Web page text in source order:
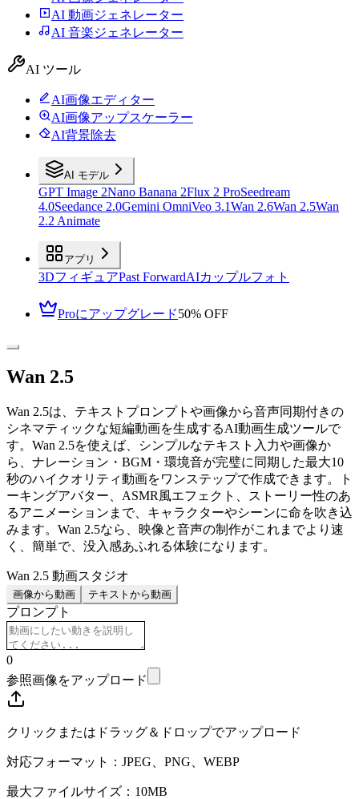
AI 動画ジェネレーター
AI 音楽ジェネレーター
AI ツール
AI画像エディター
AI画像アップスケーラー
AI背景除去
AI モデル
GPT Image 2Nano Banana 2Flux 2 ProSeedream
4.0Seedance 2.0Gemini OmniVeo 3.1Wan 2.6Wan 2.5Wan
2.2 Animate
アプリ
3DフィギュアPast ForwardAIカップルフォト
Proにアップグレード50% OFF
Wan 2.5
Wan 2.5は、テキストプロンプトや画像から音声同期付きの
シネマティックな短編動画を生成するAI動画生成ツールで
す。Wan 2.5を使えば、シンプルなテキスト入力や画像か
ら、ナレーション・BGM・環境音が完璧に同期した最大10
秒のハイクオリティ動画をワンステップで作成できます。ト
ーキングアバター、ASMR風エフェクト、ストーリー性のあ
るアニメーションまで、キャラクターやシーンに命を吹き込
みます。Wan 2.5なら、映像と音声の制作がこれまでより速
く、簡単で、没入感あふれる体験になります。
Wan 2.5 動画スタジオ
画像から動画 テキストから動画
プロンプト
0
参照画像をアップロード
クリックまたはドラッグ＆ドロップでアップロード
対応フォーマット：JPEG、PNG、WEBP
最大ファイルサイズ：10MB